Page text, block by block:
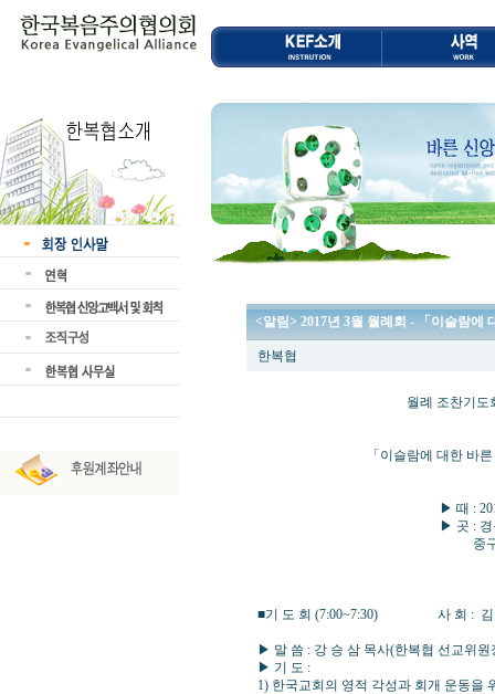
<알림> 2017년 3월 월례회 - 「이슬람에
한복협
월례 조찬기도회 및
「이슬람에 대한 바른 이해
▶ 때 : 2017년 3월 10
▶ 곳 : 경동교회 (채
중구 장충단로 204(장
■기 도 회 (7:00~7:30) 사 회 : 김명
▶ 말 씀 : 강 승 삼 목사(한복협 선교위
▶ 기 도 :
1) 한국교회의 영적 각성과 회개 운동을